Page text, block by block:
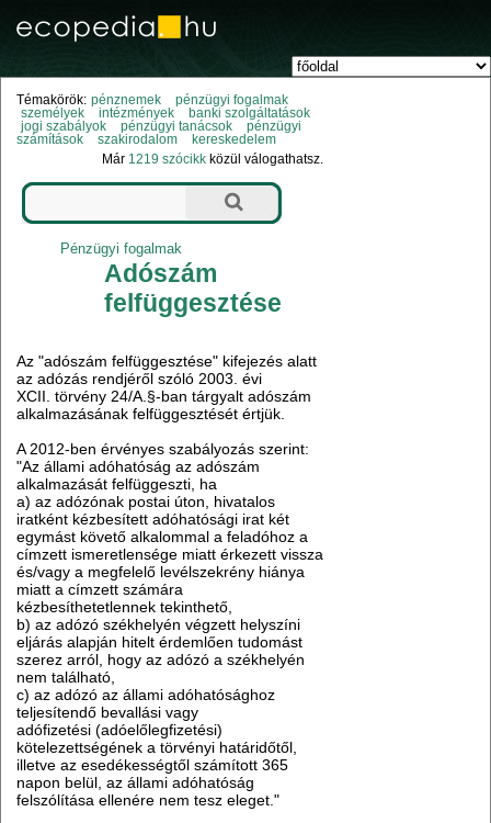
Témakörök: pénznemek
pénzügyi fogalmak
személyek
intézmények
banki szolgáltatások
jogi szabályok
pénzügyi tanácsok
pénzügyi
számítások
szakirodalom
kereskedelem
Már 1219 szócikk közül válogathatsz.
Pénzügyi fogalmak
Adószám
felfüggesztése
Az "adószám felfüggesztése" kifejezés alatt
az adózás rendjéről szóló 2003. évi
XCII. törvény 24/A.§-ban tárgyalt adószám
alkalmazásának felfüggesztését értjük.
A 2012-ben érvényes szabályozás szerint:
"Az állami adóhatóság az adószám
alkalmazását felfüggeszti, ha
a) az adózónak postai úton, hivatalos
iratként kézbesített adóhatósági irat két
egymást követő alkalommal a feladóhoz a
címzett ismeretlensége miatt érkezett vissza
és/vagy a megfelelő levélszekrény hiánya
miatt a címzett számára
kézbesíthetetlennek tekinthető,
b) az adózó székhelyén végzett helyszíni
eljárás alapján hitelt érdemlően tudomást
szerez arról, hogy az adózó a székhelyén
nem található,
c) az adózó az állami adóhatósághoz
teljesítendő bevallási vagy
adófizetési (adóelőlegfizetési)
kötelezettségének a törvényi határidőtől,
illetve az esedékességtől számított 365
napon belül, az állami adóhatóság
felszólítása ellenére nem tesz eleget."